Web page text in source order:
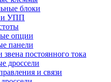
блоки
и УПП
опции
панели
звена постоянного тока
дроссели
и связи